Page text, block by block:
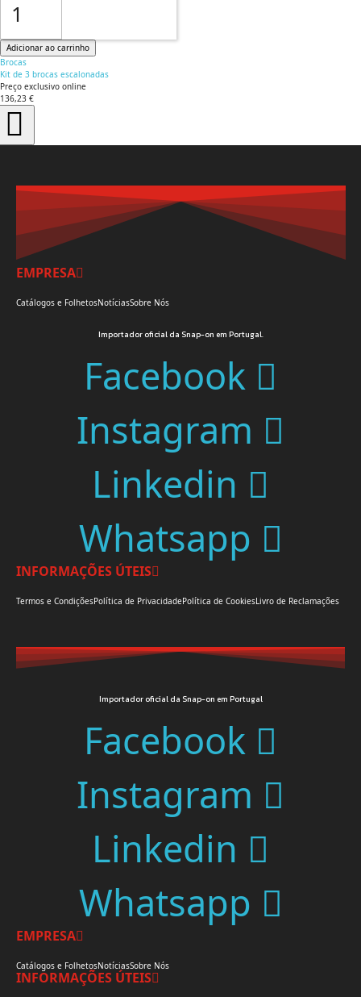
Adicionar ao carrinho
Brocas
Kit de 3 brocas escalonadas
Preço exclusivo online
136,23 €
+IVA
EMPRESA
Catálogos e FolhetosNotíciasSobre Nós
Importador oficial da Snap-on em Portugal.
Facebook
Instagram
Linkedin
Whatsapp
INFORMAÇÕES ÚTEIS
Termos e CondiçõesPolítica de PrivacidadePolítica de CookiesLivro de Reclamações
Importador oficial da Snap-on em Portugal
Facebook
Instagram
Linkedin
Whatsapp
EMPRESA
Catálogos e FolhetosNotíciasSobre Nós
INFORMAÇÕES ÚTEIS